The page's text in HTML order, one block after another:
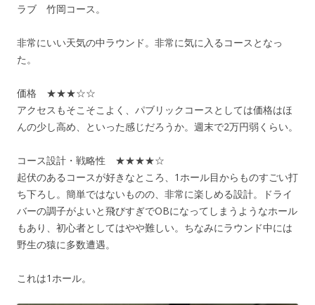
ラブ 竹岡コース。
非常にいい天気の中ラウンド。非常に気に入るコースとなっ
た。
価格 ★★★☆☆
アクセスもそこそこよく、パブリックコースとしては価格はほ
んの少し高め、といった感じだろうか。週末で2万円弱くらい。
コース設計・戦略性 ★★★★☆
起伏のあるコースが好きなところ、1ホール目からものすごい打
ち下ろし。簡単ではないものの、非常に楽しめる設計。ドライ
バーの調子がよいと飛びすぎでOBになってしまうようなホール
もあり、初心者としてはやや難しい。ちなみにラウンド中には
野生の猿に多数遭遇。
これは1ホール。